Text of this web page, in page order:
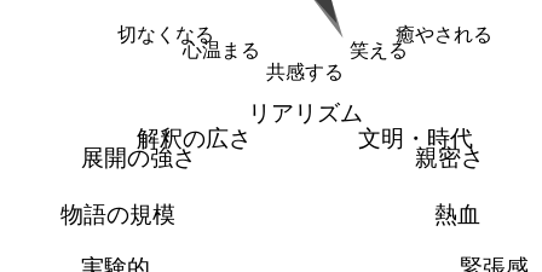
癒やされる
笑える
共感する
心温まる
切なくなる
リアリズム
文明・時代
親密さ
熱血
物語の規模
展開の強さ
解釈の広さ